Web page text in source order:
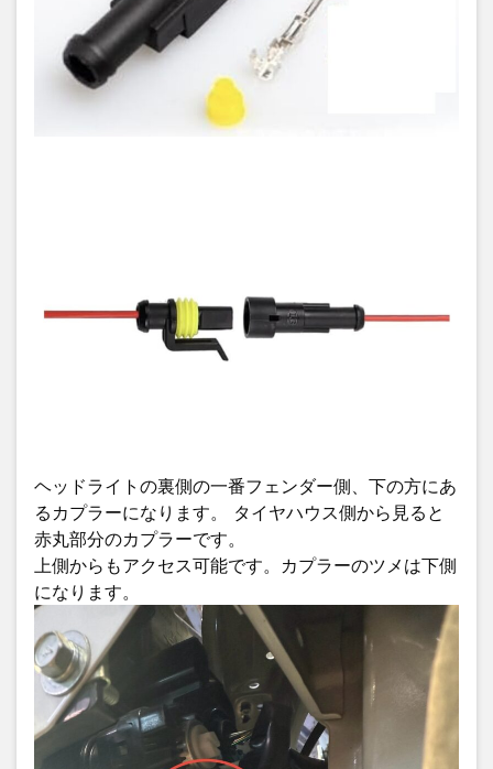
ヘッドライトの裏側の一番フェンダー側、下の方にあ
るカプラーになります。 タイヤハウス側から見ると
赤丸部分のカプラーです。
上側からもアクセス可能です。カプラーのツメは下側
になります。